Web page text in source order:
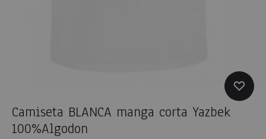
Camiseta BLANCA manga corta Yazbek
100%Algodon